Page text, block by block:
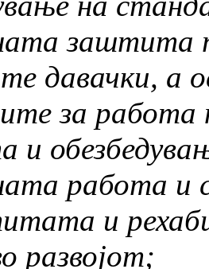
заштита
давачки, а
за
работа и
и
развојот;